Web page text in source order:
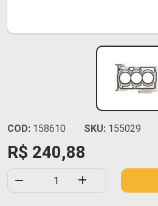
COD: 158610 SKU: 155029
R$ 240,88